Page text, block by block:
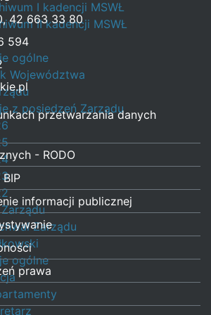
I kadencji MSWŁ
II kadencji MSWŁ
ogólne
Województwa
z posiedzeń Zarządu
Zarządu
ogólne
42 663 33 80
594
przetwarzania danych
- RODO
informacji publicznej
prawa